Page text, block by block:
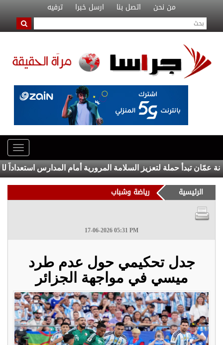
من نحن اتصل بنا ارسل خبرا ترفيه
تبدأ حملة لتعزيز السلامة المرورية أمام المدارس استعداداً
الرئيسية رياضة وشباب
17-06-2026 05:31 PM
جدل تحكيمي حول عدم طرد
ميسي في مواجهة الجزائر